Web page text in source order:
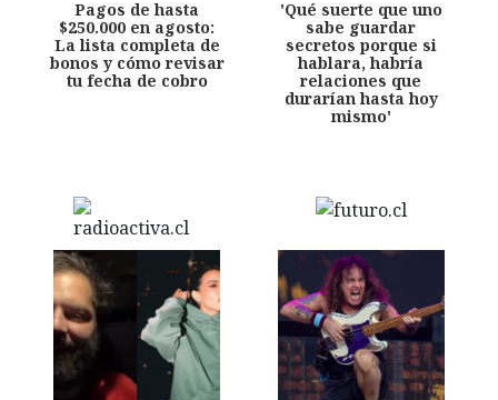
Pagos de hasta
$250.000 en agosto:
La lista completa de
bonos y cómo revisar
tu fecha de cobro
'Qué suerte que uno
sabe guardar
secretos porque si
hablara, habría
relaciones que
durarían hasta hoy
mismo'